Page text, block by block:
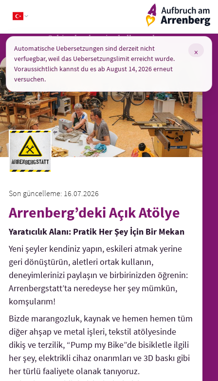
content
ArrenbergApp
Sahip olmak yerine kullanmak
Son güncelleme: 16.07.2026
Arrenberg’deki Açık Atölye
Yaratıcılık Alanı: Pratik Her Şey İçin Bir Mekan
Yeni şeyler kendiniz yapın, eskileri atmak yerine
geri dönüştürün, aletleri ortak kullanın,
deneyimlerinizi paylaşın ve birbirinizden öğrenin:
Arrenberg­statt’ta neredeyse her şey mümkün,
komşularım!
Bizde marangozluk, kaynak ve hemen hemen tüm
diğer ahşap ve metal işleri, tekstil atölyesinde
dikiş ve terzilik, “Pump my Bike”de bisikletle ilgili
her şey, elektrikli cihaz onarımları ve 3D baskı gibi
her türlü faaliyete olanak tanıyoruz.
Automatische Uebersetzungen sind derzeit nicht
verfuegbar, weil das Uebersetzungslimit erreicht wurde.
Voraussichtlich kannst du es ab August 14, 2026 erneut
versuchen.
×